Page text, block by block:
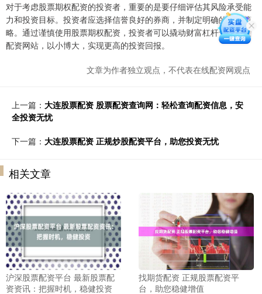
对于考虑股票期权配资的投资者，重要的是要仔细评估其风险承受能
力和投资目标。投资者应选择信誉良好的券商，并制定明确的投资策
略。通过谨慎使用股票期权配资，投资者可以撬动财富杠杆专业炒股
配资网站，以小博大，实现更高的投资回报。
文章为作者独立观点，不代表在线配资网观点
上一篇： 大连股票配资 股票配资查询网：轻松查询配资信息，安
全投资无忧
下一篇： 大连股票配资 正规炒股配资平台，助您投资无忧
相关文章
沪深股票配资平台 最新股票配
资资讯：把握时机，稳健投资
找期货配资 正规股票配资平
台，助您稳健增值